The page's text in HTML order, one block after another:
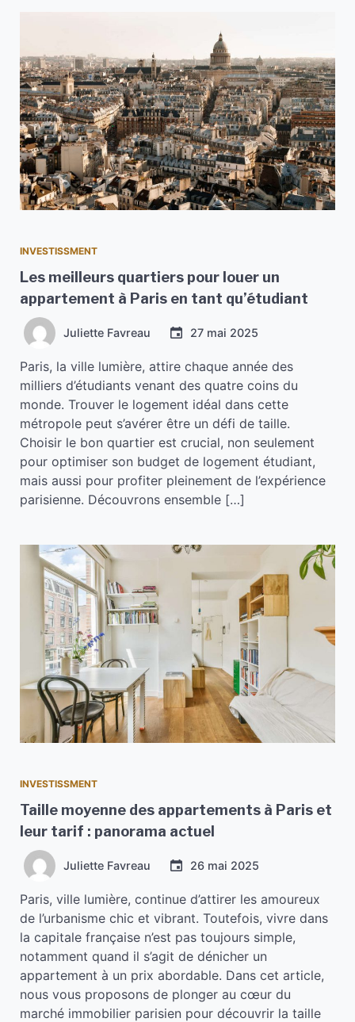
INVESTISSMENT
Les meilleurs quartiers pour louer un
appartement à Paris en tant qu’étudiant
Juliette Favreau 27 mai 2025
Paris, la ville lumière, attire chaque année des
milliers d’étudiants venant des quatre coins du
monde. Trouver le logement idéal dans cette
métropole peut s’avérer être un défi de taille.
Choisir le bon quartier est crucial, non seulement
pour optimiser son budget de logement étudiant,
mais aussi pour profiter pleinement de l’expérience
parisienne. Découvrons ensemble […]
INVESTISSMENT
Taille moyenne des appartements à Paris et
leur tarif : panorama actuel
Juliette Favreau 26 mai 2025
Paris, ville lumière, continue d’attirer les amoureux
de l’urbanisme chic et vibrant. Toutefois, vivre dans
la capitale française n’est pas toujours simple,
notamment quand il s’agit de dénicher un
appartement à un prix abordable. Dans cet article,
nous vous proposons de plonger au cœur du
marché immobilier parisien pour découvrir la taille